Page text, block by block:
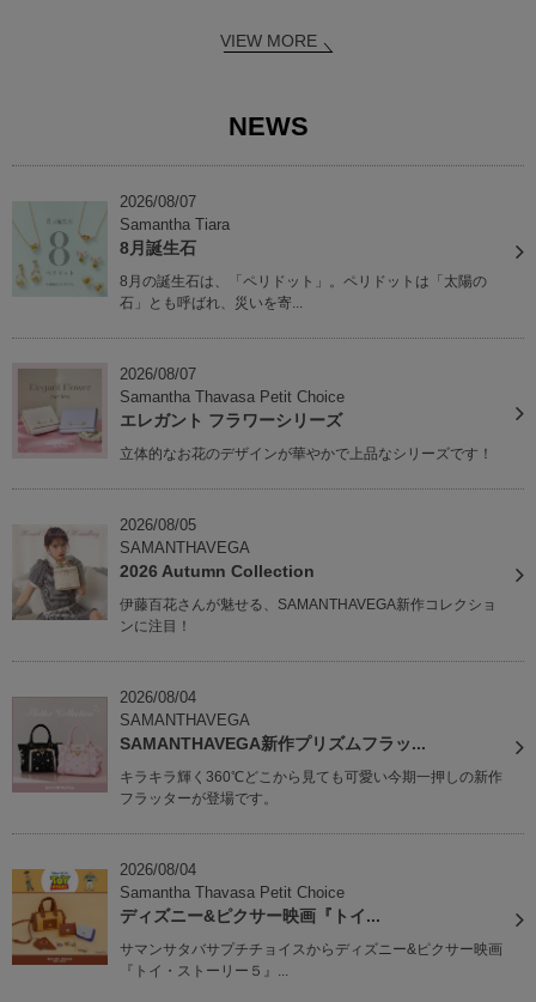
VIEW MORE
NEWS
2026/08/07
Samantha Tiara
8月誕生石
8月の誕生石は、「ペリドット」。ペリドットは「太陽の
石」とも呼ばれ、災いを寄...
2026/08/07
Samantha Thavasa Petit Choice
エレガント フラワーシリーズ
立体的なお花のデザインが華やかで上品なシリーズです！
2026/08/05
SAMANTHAVEGA
2026 Autumn Collection
伊藤百花さんが魅せる、SAMANTHAVEGA新作コレクショ
ンに注目！
2026/08/04
SAMANTHAVEGA
SAMANTHAVEGA新作プリズムフラッ...
キラキラ輝く360℃どこから見ても可愛い今期一押しの新作
フラッターが登場です。
2026/08/04
Samantha Thavasa Petit Choice
ディズニー&ピクサー映画『トイ...
サマンサタバサプチチョイスからディズニー&ピクサー映画
『トイ・ストーリー５』...